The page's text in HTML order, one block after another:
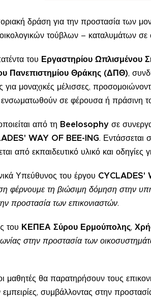
δράση για την προστασία των
τούβλων – καταλυμάτων σε
του Εργαστηρίου Ωπλισμένου
Πανεπιστημίου Θράκης (ΔΠΘ),
μοναχικές μέλισσες,
σε φέρουσα ή πράσινη
από τη Beelosophy σε
WAY OF BEE-ING. Εντάσσεται
από εκπαιδευτικό υλικό και
Υπεύθυνος του έργου CYCLADES'
φέρνουμε τη βιώσιμη δόμηση στην
προστασία των επικονιαστών.
του ΚΕΠΕΑ Σύρου Ερμούπολης,
στην προστασία των
μαθητές θα παρατηρήσουν τους
εμπειρίες, συμβάλλοντας στην